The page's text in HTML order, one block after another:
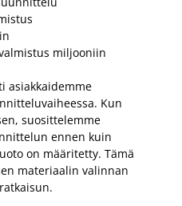
miljooniin
asiakkaidemme
Kun
suosittelemme
ennen kuin
on määritetty. Tämä
materiaalin valinnan